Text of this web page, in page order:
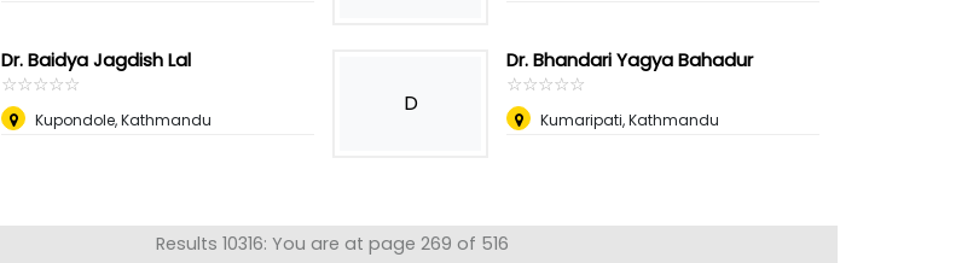
Dr. Baidya Jagdish Lal
☆☆☆☆☆
★★★★★
Kupondole, Kathmandu
D
Dr. Bhandari Yagya Bahadur
☆☆☆☆☆
★★★★★
Kumaripati, Kathmandu
Results 10316: You are at page 269 of 516